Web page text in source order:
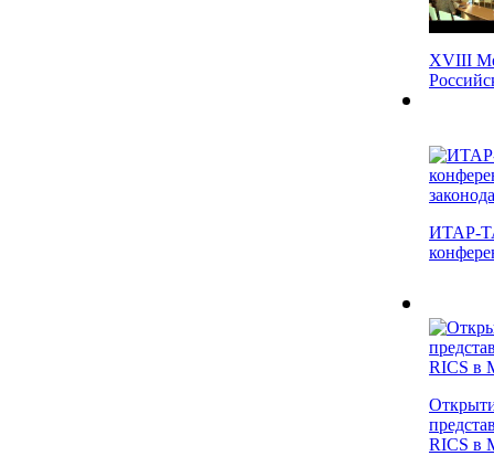
XVIII
ИТАР-
RICS в